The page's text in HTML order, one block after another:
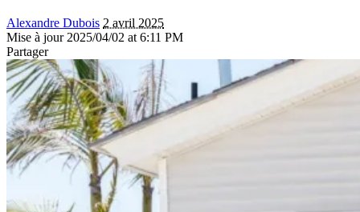
Alexandre Dubois 2 avril 2025
Mise à jour 2025/04/02 at 6:11 PM
Partager